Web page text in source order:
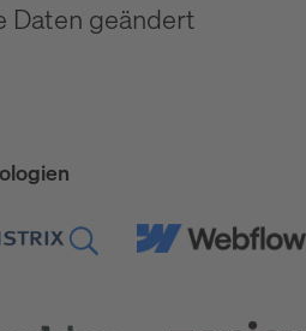
Daten geändert